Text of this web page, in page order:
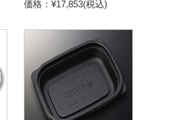
価格：¥17,853(税込)